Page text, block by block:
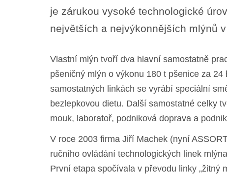
je zárukou vysoké technologické
největších a nejvýkonnějších mlýnů v
Vlastní mlýn tvoří dva hlavní samostatně
pšeničný mlýn o výkonu 180 t pšenice za
samostatných linkách se vyrábí speciální
bezlepkovou dietu. Další samostatné celky
mouk, laboratoř, podniková doprava a
V roce 2003 firma Jiří Machek (nyní
ručního ovládání technologických linek
První etapa spočívala v převodu linky „žitný